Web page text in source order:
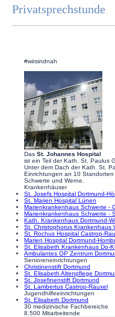
Privatsprechstunde
#wirsindnah
Das St. Johannes Hospital
ist ein Teil der Kath. St. Paulus
Unter dem Dach der Kath. St.
Einrichtungen an 10 Standorten
Schwerte und Werne.
Krankenhäuser
St. Josefs Hospital Dortmund-
St. Marien Hospital Lünen
Marienkrankenhaus Schwerte -
Marienkrankenhaus Schwerte -
Kath. Krankenhaus Dortmund-
St. Christophorus Krankenhaus
St. Rochus Hospital Castrop-
Marien Hospital Dortmund-
St. Elisabeth Krankenhaus Do-
Ambulantes OP Zentrum
Senioreneinrichtungen
Christinenstift Dortmund
St. Elisabeth Altenpflege
St. Josefinenstift Dortmund
St. Lambertus Castrop-Rauxel
Jugendhilfeeinrichtungen
St. Elisabeth Dortmund
30 medizinische Fachbereiche
8.500 Mitarbeitende